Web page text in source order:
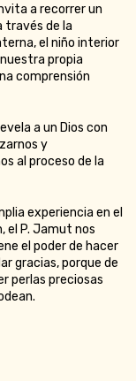
a recorrer un
través de la
el niño interior
propia
comprensión
a un Dios con
y
al proceso de la
experiencia en el
el P. Jamut nos
el poder de hacer
gracias, porque de
perlas preciosas